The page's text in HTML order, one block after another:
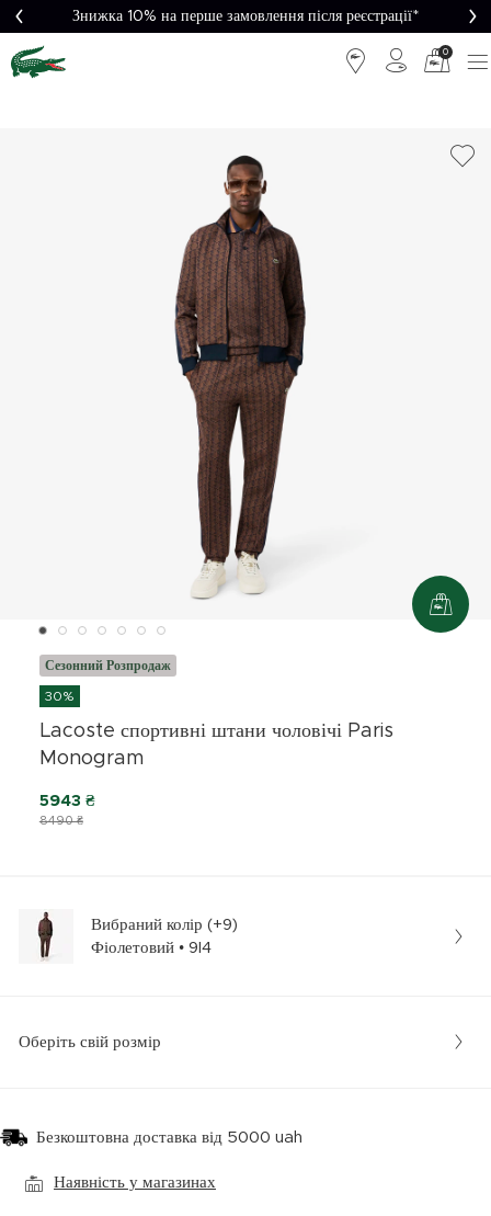
Знижка 10% на перше замовлення після реєстрації*
0
Сезонний Розпродаж
30%
Lacoste спортивні штани чоловічі Paris
Monogram
8490 ₴
5943 ₴
Вибраний колір (+9)
Фіолетовий • 9I4
Оберіть свій розмір
Безкоштовна доставка від 5000 uah
Наявність у магазинах
Безкоштовна
доставка від
5000₴*